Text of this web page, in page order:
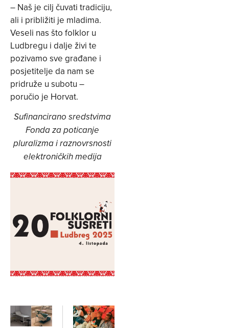
– Naš je cilj čuvati tradiciju,
ali i približiti je mladima.
Veseli nas što folklor u
Ludbregu i dalje živi te
pozivamo sve građane i
posjetitelje da nam se
pridruže u subotu –
poručio je Horvat.
Sufinancirano sredstvima
Fonda za poticanje
pluralizma i raznovrsnosti
elektroničkih medija